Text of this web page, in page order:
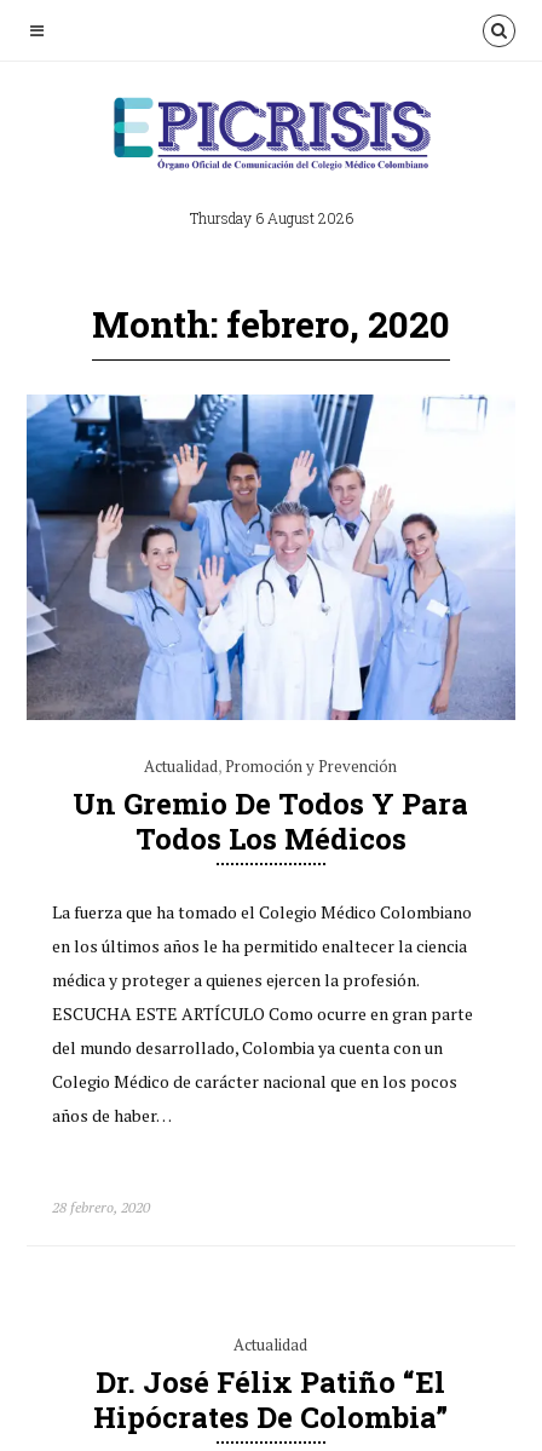
Thursday 6 August 2026
Month: febrero, 2020
Actualidad,Promoción y Prevención
Un Gremio De Todos Y Para
Todos Los Médicos
La fuerza que ha tomado el Colegio Médico Colombiano
en los últimos años le ha permitido enaltecer la ciencia
médica y proteger a quienes ejercen la profesión.
ESCUCHA ESTE ARTÍCULO Como ocurre en gran parte
del mundo desarrollado, Colombia ya cuenta con un
Colegio Médico de carácter nacional que en los pocos
años de haber…
28 febrero, 2020
Actualidad
Dr. José Félix Patiño “el
Hipócrates De Colombia”